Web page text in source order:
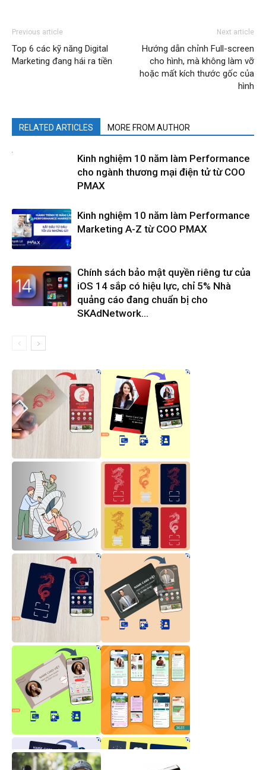
Previous article
Top 6 các kỹ năng Digital
Marketing đang hái ra tiền
Next article
Hướng dẫn chỉnh Full-screen
cho hình, mà không làm vỡ
hoặc mất kích thước gốc của
hình
RELATED ARTICLES MORE FROM AUTHOR
Kinh nghiệm 10 năm làm Performance
cho ngành thương mại điện tử từ COO
PMAX
Kinh nghiệm 10 năm làm Performance
Marketing A-Z từ COO PMAX
Chính sách bảo mật quyền riêng tư của
iOS 14 sắp có hiệu lực, chỉ 5% Nhà
quảng cáo đang chuẩn bị cho
SKAdNetwork...